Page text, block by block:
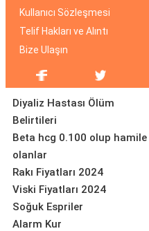
Kullanıcı Sözleşmesi
Telif Hakları ve Alıntı
Bize Ulaşın
Diyaliz Hastası Ölüm
Belirtileri
Beta hcg 0.100 olup hamile
olanlar
Rakı Fiyatları 2024
Viski Fiyatları 2024
Soğuk Espriler
Alarm Kur